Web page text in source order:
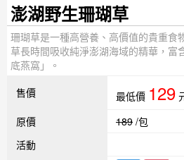
澎湖野生珊瑚草
珊瑚草是一種高營養、高價值的貴重食
草長時間吸收純淨澎湖海域的精華，富
底燕窩」。
售價
最低價 129
原價
189 /包
活動